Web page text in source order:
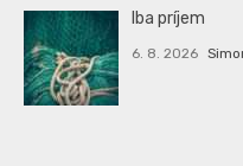
Iba príjem
6. 8. 2026